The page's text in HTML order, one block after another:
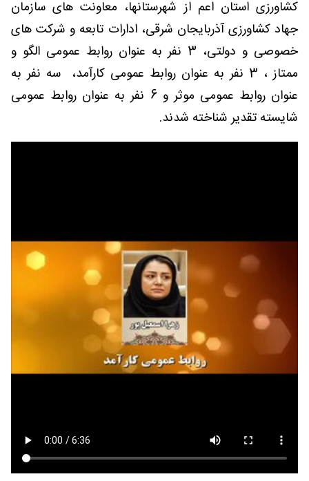
کشاورزی استان اعم از شهرستانها، معاونت های سازمان
جهاد کشاورزی آذربایجان شرقی، ادارات تابعه و شرکت های
خصوصی و دولتی، 3 نفر به عنوان روابط عمومی الگو و
ممتاز ، 3 نفر به عنوان روابط عمومی کارآمد، سه نفر به
عنوان روابط عمومی موثر و 6 نفر به عنوان روابط عمومی
شایسته تقدیر شناخته شدند.